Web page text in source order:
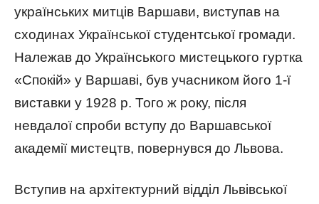
українських митців Варшави, виступав на
сходинах Української студентської громади.
Належав до Українського мистецького гуртка
«Спокій» у Варшаві, був учасником його 1-ї
виставки у 1928 р. Того ж року, після
невдалої спроби вступу до Варшавської
академії мистецтв, повернувся до Львова.
Вступив на архітектурний відділ Львівської